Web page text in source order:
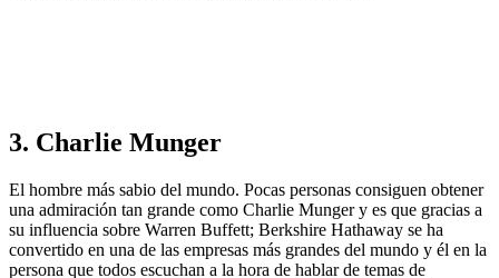
3. Charlie Munger
El hombre más sabio del mundo. Pocas personas consiguen obtener
una admiración tan grande como Charlie Munger y es que gracias a
su influencia sobre Warren Buffett; Berkshire Hathaway se ha
convertido en una de las empresas más grandes del mundo y él en la
persona que todos escuchan a la hora de hablar de temas de